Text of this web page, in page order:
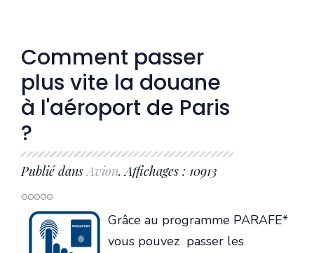
Comment passer
plus vite la douane
à l'aéroport de Paris
?
Publié dansAvion. Affichages : 10913
Grâce au programme PARAFE*
vous pouvez passer les